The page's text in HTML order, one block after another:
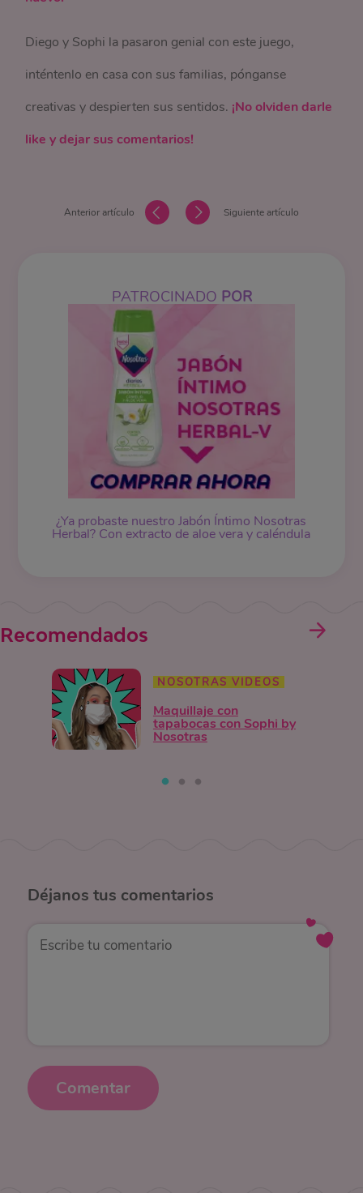
Diego y Sophi la pasaron genial con este juego,
inténtenlo en casa con sus familias, pónganse
creativas y despierten sus sentidos. ¡No olviden darle
like y dejar sus comentarios!
Anterior artículo Siguiente artículo
PATROCINADO POR
¿Ya probaste nuestro Jabón Íntimo Nosotras
Herbal? Con extracto de aloe vera y caléndula
Recomendados
NOSOTRAS VIDEOS
Maquillaje con
tapabocas con Sophi by
Nosotras
Déjanos tus comentarios
Comentar